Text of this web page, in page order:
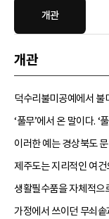
개관
개관
덕수리불미공예에서 불
‘풀무’에서 온 말이다. ‘
이러한 예는 경상북도
제주도는 지리적인 여
생활필수품을 자체적으
가정에서 쓰이던 무쇠